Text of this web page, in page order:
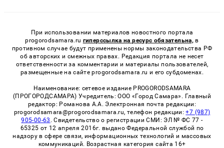
При использовании материалов новостного портала
progorodsamara.ru гиперссылка на ресурс обязательна, в
противном случае будут применены нормы законодательства РФ
об авторских и смежных правах. Редакция портала не несет
ответственности за комментарии и материалы пользователей,
размещенные на сайте progorodsamara.ru и его субдоменах.
Наименование: сетевое издание PROGORODSAMARA
(ПРОГОРОДСАМАРА) Учредитель: ООО «Город Самара». Главный
редактор: Романова А.А. Электронная почта редакции:
progorodsamara@progorodsamara.ru, телефон редакции:+7 (987)
905-00-63 . Свидетельство о регистрации СМИ: ЭЛ № ФС 77 -
65325 от 12 апреля 2016г. выдано Федеральной службой по
надзору в сфере связи, информационных технологий и массовых
коммуникаций. Возрастная категория сайта 16+